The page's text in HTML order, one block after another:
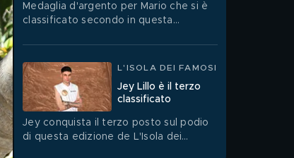
Medaglia d'argento per Mario che si è
classificato secondo in questa
Famosi.
L'ISOLA DEI FAMOSI
Jey Lillo è il terzo
classificato
Jey conquista il terzo posto sul podio
di questa edizione de L'Isola dei